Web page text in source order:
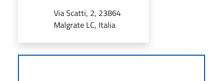
Via Scatti, 2, 23864
Malgrate LC, Italia